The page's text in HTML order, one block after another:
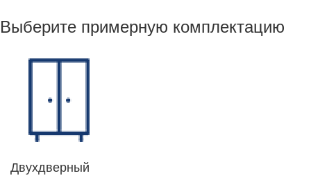
Выберите примерную комплектацию
Двухдверный